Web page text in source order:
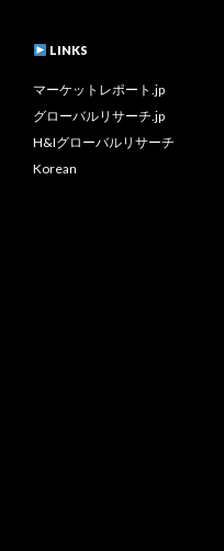
LINKS
マーケットレポート.jp
グローバルリサーチ.jp
H&Iグローバルリサーチ
Korean